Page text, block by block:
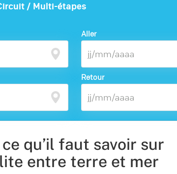
/ Multi-étapes
Aller
Retour
qu’il faut savoir sur
entre terre et mer